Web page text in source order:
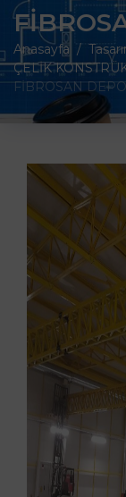
Anasayfa
ÇELİK
FİBROSAN